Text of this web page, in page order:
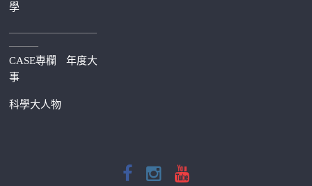
學
—————————
———
CASE專欄
年度大
事
科學大人物